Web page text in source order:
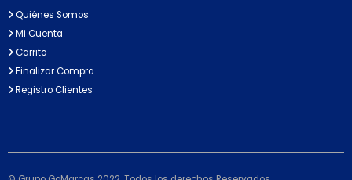
Quiénes Somos
Mi Cuenta
Carrito
Finalizar Compra
Registro Clientes